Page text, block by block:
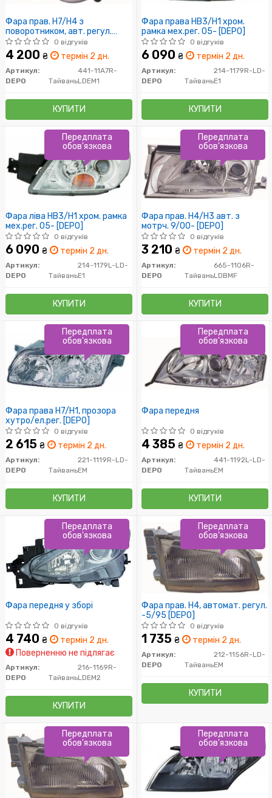
Фара прав. H7/H4 з
поворотником, авт. регул.
[DEPO]
0 відгуків
4 200 ₴ термін 2 дн.
Артикул:
441-11A7R-
LDEM1
DEPO Тайвань
КУПИТИ
Фара права HB3/H1 хром.
рамка мех.рег. 05- [DEPO]
0 відгуків
6 090 ₴ термін 2 дн.
Артикул:
214-1179R-LD-
E1
DEPO Тайвань
КУПИТИ
Фара ліва HB3/H1 хром. рамка
мех.рег. 05- [DEPO]
0 відгуків
6 090 ₴ термін 2 дн.
Артикул:
214-1179L-LD-
E1
DEPO Тайвань
КУПИТИ
Передплата
обов'язкова
Фара прав. H4/H3 авт. з
мотрч. 9/00- [DEPO]
0 відгуків
3 210 ₴ термін 2 дн.
Артикул:
665-1106R-
LDBMF
DEPO Тайвань
КУПИТИ
Передплата
обов'язкова
Фара права H7/H1, прозора
хутро/ел.рег. [DEPO]
0 відгуків
2 615 ₴ термін 2 дн.
Артикул:
221-1119R-LD-
EM
DEPO Тайвань
КУПИТИ
Передплата
обов'язкова
Фара передня
0 відгуків
4 385 ₴ термін 2 дн.
Артикул:
441-1192L-LD-
EM
DEPO Тайвань
КУПИТИ
Передплата
обов'язкова
Фара передня у зборі
0 відгуків
4 740 ₴
термін 2 дн.
Поверненню не підлягає
Артикул:
216-1169R-
LDEM2
DEPO Тайвань
КУПИТИ
Передплата
обов'язкова
Фара прав. H4, автомат. регул.
-5/95 [DEPO]
0 відгуків
1 735 ₴ термін 2 дн.
Артикул:
212-1156R-LD-
EM
DEPO Тайвань
КУПИТИ
Передплата
обов'язкова
Передплата
обов'язкова
Передплата
обов'язкова